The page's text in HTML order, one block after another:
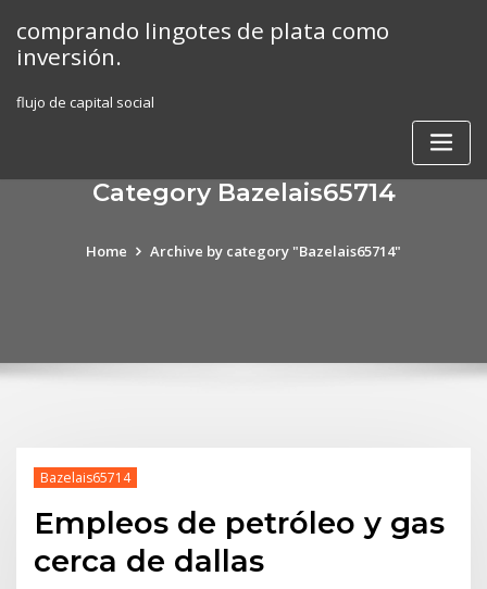
content
comprando lingotes de plata como
inversión.
flujo de capital social
Category Bazelais65714
Home Archive by category "Bazelais65714"
Bazelais65714
Empleos de petróleo y gas
cerca de dallas